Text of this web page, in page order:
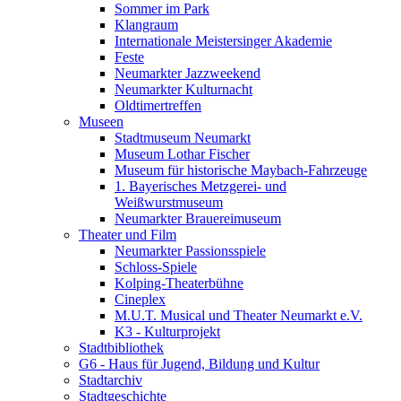
Sommer im Park
Klangraum
Internationale Meistersinger Akademie
Feste
Neumarkter Jazzweekend
Neumarkter Kulturnacht
Oldtimertreffen
Museen
Stadtmuseum Neumarkt
Museum Lothar Fischer
Museum für historische Maybach-Fahrzeuge
1. Bayerisches Metzgerei- und
Weißwurstmuseum
Neumarkter Brauereimuseum
Theater und Film
Neumarkter Passionsspiele
Schloss-Spiele
Kolping-Theaterbühne
Cineplex
M.U.T. Musical und Theater Neumarkt e.V.
K3 - Kulturprojekt
Stadtbibliothek
G6 - Haus für Jugend, Bildung und Kultur
Stadtarchiv
Stadtgeschichte